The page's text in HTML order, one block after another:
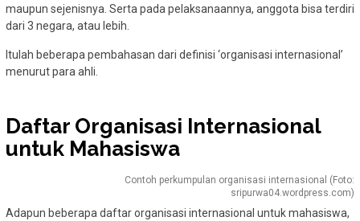
maupun sejenisnya. Serta pada pelaksanaannya, anggota bisa terdiri
dari 3 negara, atau lebih.
Itulah beberapa pembahasan dari definisi ‘organisasi internasional’
menurut para ahli.
Daftar Organisasi Internasional
untuk Mahasiswa
Contoh perkumpulan organisasi internasional (Foto:
sripurwa04.wordpress.com)
Adapun beberapa daftar organisasi internasional untuk mahasiswa,